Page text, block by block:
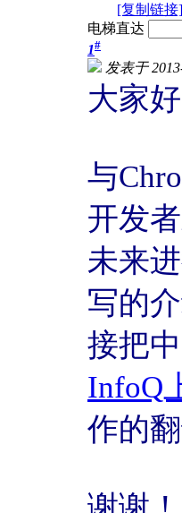
[复制链接]
电梯直达
1#
发表于
大家好
与
开发
未来
写的
接把
InfoQ
作的